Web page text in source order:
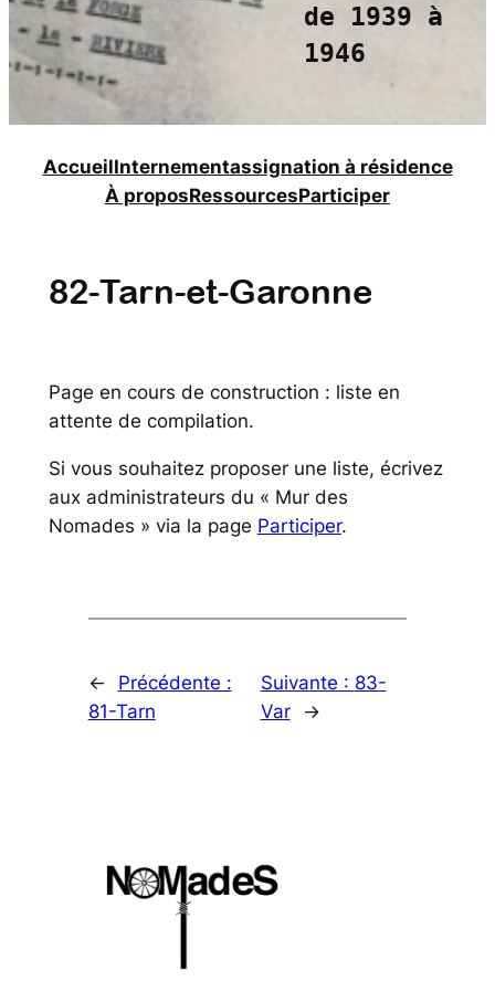
de 1939 à
1946
AccueilInternementassignation à résidence
À proposRessourcesParticiper
82-Tarn-et-Garonne
Page en cours de construction : liste en
attente de compilation.
Si vous souhaitez proposer une liste, écrivez
aux administrateurs du « Mur des
Nomades » via la page Participer.
←
Précédente :
81-Tarn
Suivante : 83-
Var
→